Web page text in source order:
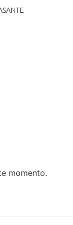
momento.